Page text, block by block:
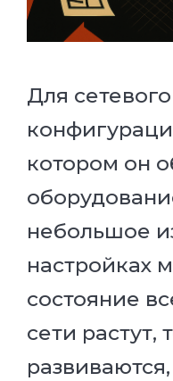
Для
котором он
небольшое
настройках
состояние
сети растут,